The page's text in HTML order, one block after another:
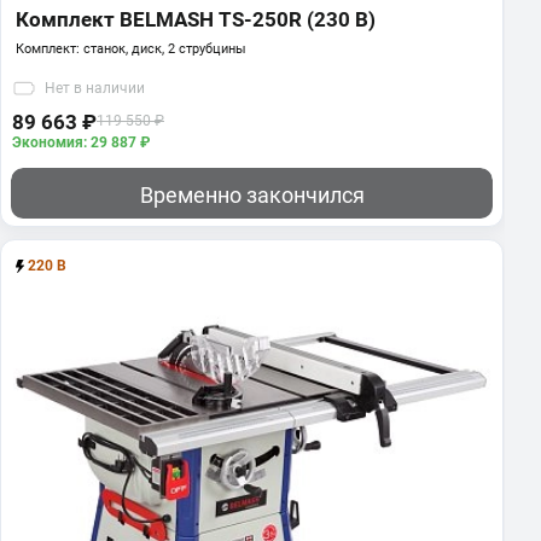
Комплект BELMASH TS-250R (230 В)
Комплект: станок, диск, 2 струбцины
Нет в наличии
89 663 ₽119 550 ₽
Экономия: 29 887 ₽
Временно закончился
220 В